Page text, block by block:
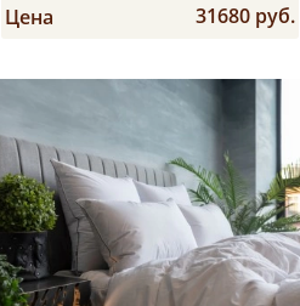
Цена 31680 руб.